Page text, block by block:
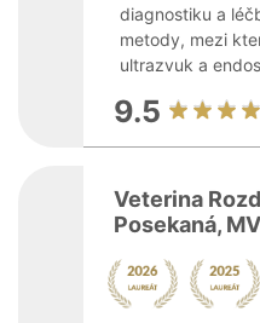
diagnostiku a
metody, mezi
ultrazvuk a
9.5
Veterina
Posekaná,